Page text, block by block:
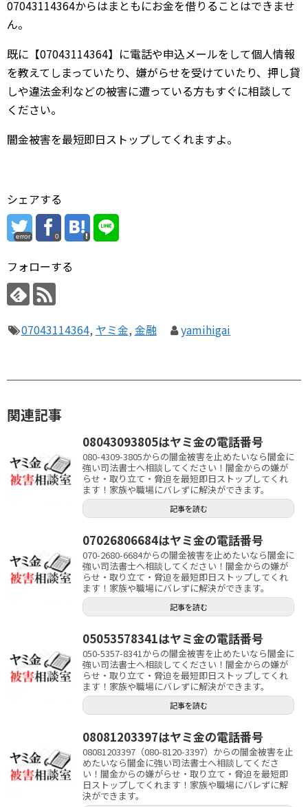
07043114364からはまともにお金を借りることはできませ
ん。
既に【07043114364】に電話や申込メールをして個人情報
を教えてしまっていたり、嫌がらせを受けていたり、押し貸
しや違法金利などの被害に遭っている方もすぐに相談して
ください。
闇金被害を最短即日ストップしてくれますよ。
シェアする
error 0
フォローする
07043114364, ヤミ金, 金融 yamihigai
関連記事
08043093805はヤミ金の電話番号
080-4309-3805からの闇金被害を止めたいなら闇金に
強い司法書士へ相談してください！闇金からの嫌が
らせ・取り立て・脅迫を最短即日ストップしてくれ
ます！家族や職場にバレずに解決ができます。
記事を読む
07026806684はヤミ金の電話番号
070-2680-6684からの闇金被害を止めたいなら闇金に
強い司法書士へ相談してください！闇金からの嫌が
らせ・取り立て・脅迫を最短即日ストップしてくれ
ます！家族や職場にバレずに解決ができます。
記事を読む
05053578341はヤミ金の電話番号
050-5357-8341からの闇金被害を止めたいなら闇金に
強い司法書士へ相談してください！闇金からの嫌が
らせ・取り立て・脅迫を最短即日ストップしてくれ
ます！家族や職場にバレずに解決ができます。
記事を読む
08081203397はヤミ金の電話番号
08081203397（080-8120-3397）からの闇金被害を止
めたいなら闇金に強い司法書士へ相談してくださ
い！闇金からの嫌がらせ・取り立て・脅迫を最短即
日ストップしてくれます！家族や職場にバレずに解
決ができます。